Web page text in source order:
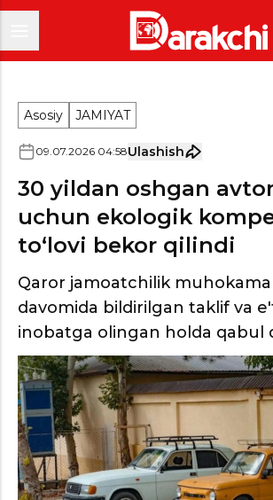
Asosiy JAMIYAT
09.07.2026 04:58Ulashish
30 yildan oshgan
uchun ekologik
to‘lovi bekor qilindi
Qaror jamoatchilik
davomida bildirilgan taklif va
inobatga olingan holda qabul